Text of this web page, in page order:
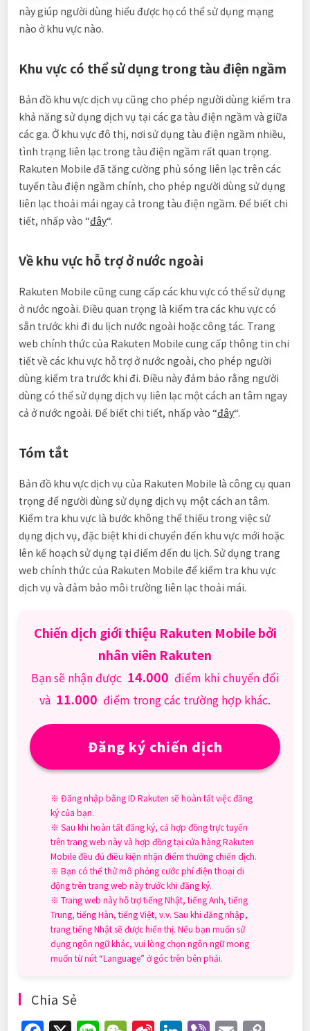
này giúp người dùng hiểu được họ có thể sử dụng mạng
nào ở khu vực nào.
Khu vực có thể sử dụng trong tàu điện ngầm
Bản đồ khu vực dịch vụ cũng cho phép người dùng kiểm tra
khả năng sử dụng dịch vụ tại các ga tàu điện ngầm và giữa
các ga. Ở khu vực đô thị, nơi sử dụng tàu điện ngầm nhiều,
tình trạng liên lạc trong tàu điện ngầm rất quan trọng.
Rakuten Mobile đã tăng cường phủ sóng liên lạc trên các
tuyến tàu điện ngầm chính, cho phép người dùng sử dụng
liên lạc thoải mái ngay cả trong tàu điện ngầm. Để biết chi
tiết, nhấp vào “đây“.
Về khu vực hỗ trợ ở nước ngoài
Rakuten Mobile cũng cung cấp các khu vực có thể sử dụng
ở nước ngoài. Điều quan trọng là kiểm tra các khu vực có
sẵn trước khi đi du lịch nước ngoài hoặc công tác. Trang
web chính thức của Rakuten Mobile cung cấp thông tin chi
tiết về các khu vực hỗ trợ ở nước ngoài, cho phép người
dùng kiểm tra trước khi đi. Điều này đảm bảo rằng người
dùng có thể sử dụng dịch vụ liên lạc một cách an tâm ngay
cả ở nước ngoài. Để biết chi tiết, nhấp vào “đây“.
Tóm tắt
Bản đồ khu vực dịch vụ của Rakuten Mobile là công cụ quan
trọng để người dùng sử dụng dịch vụ một cách an tâm.
Kiểm tra khu vực là bước không thể thiếu trong việc sử
dụng dịch vụ, đặc biệt khi di chuyển đến khu vực mới hoặc
lên kế hoạch sử dụng tại điểm đến du lịch. Sử dụng trang
web chính thức của Rakuten Mobile để kiểm tra khu vực
dịch vụ và đảm bảo môi trường liên lạc thoải mái.
Chiến dịch giới thiệu Rakuten Mobile bởi
nhân viên Rakuten
Bạn sẽ nhận được 14.000 điểm khi chuyển đổi
và 11.000 điểm trong các trường hợp khác.
Đăng ký chiến dịch
※ Đăng nhập bằng ID Rakuten sẽ hoàn tất việc đăng
ký của bạn.
※ Sau khi hoàn tất đăng ký, cả hợp đồng trực tuyến
trên trang web này và hợp đồng tại cửa hàng Rakuten
Mobile đều đủ điều kiện nhận điểm thưởng chiến dịch.
※ Bạn có thể thử mô phỏng cước phí điện thoại di
động trên trang web này trước khi đăng ký.
※ Trang web này hỗ trợ tiếng Nhật, tiếng Anh, tiếng
Trung, tiếng Hàn, tiếng Việt, v.v. Sau khi đăng nhập,
trang tiếng Nhật sẽ được hiển thị. Nếu bạn muốn sử
dụng ngôn ngữ khác, vui lòng chọn ngôn ngữ mong
muốn từ nút “Language” ở góc trên bên phải.
Chia Sẻ